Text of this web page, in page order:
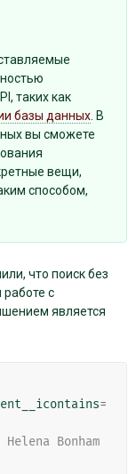
таких как
базы данных . В
вы сможете
вещи,
способом,
что поиск без
с
является
=
Bonham